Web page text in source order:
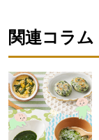
関連コラム